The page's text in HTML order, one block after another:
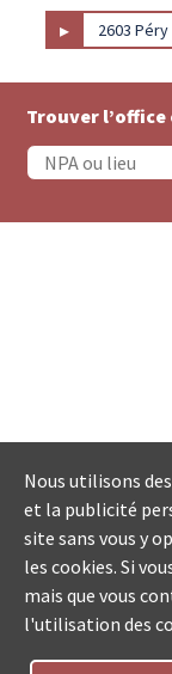
▸ 2603 Péry
Trouver
Nous utilisons
et la publicité
site sans vous y
les cookies. Si
mais que vous
l'utilisation des